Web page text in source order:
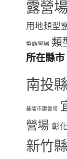
露營
用地類型
型露營場 類
所在縣市
南投
基隆市露營場
營場 彰
新竹